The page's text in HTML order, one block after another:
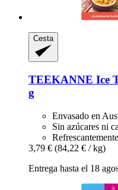
Cesta
TEEKANNE Ice
g
Envasado en
Sin azúcares ni
3,79 € (84,22 € / kg)
Entrega hasta el 18